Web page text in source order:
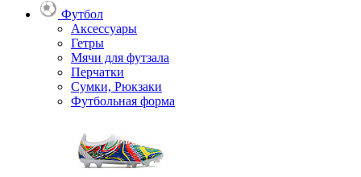
Футбол
Аксессуары
Гетры
Мячи для футзала
Перчатки
Сумки, Рюкзаки
Футбольная форма